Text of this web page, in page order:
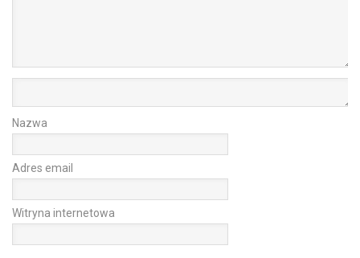
Nazwa
Adres email
Witryna internetowa